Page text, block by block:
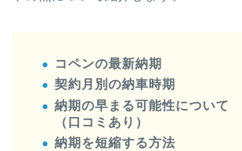
コペンの最新納期
契約月別の納車時期
納期の早まる可能性について
（口コミあり）
納期を短縮する方法